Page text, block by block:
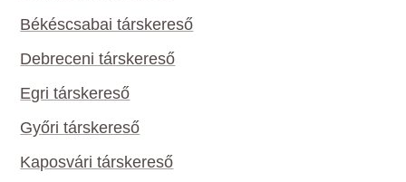
Békéscsabai társkereső
Debreceni társkereső
Egri társkereső
Győri társkereső
Kaposvári társkereső